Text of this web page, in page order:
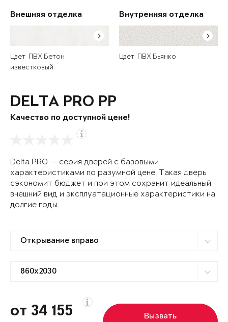
Внешняя отделка
Цвет: ПВХ Бетон
известковый
Внутренняя отделка
Цвет: ПВХ Бьянко
DELTA PRO PP
Качество по доступной цене!
Delta PRO — серия дверей с базовыми
характеристиками по разумной цене. Такая дверь
сэкономит бюджет и при этом сохранит идеальный
внешний вид и эксплуатационные характеристики на
долгие годы.
от 34 155
Вызвать